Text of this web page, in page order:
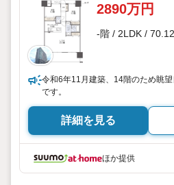
2890万円
-階 / 2LDK / 70.12
令和6年11月建築、14階のため眺
です。
詳細を見る
ほか提供